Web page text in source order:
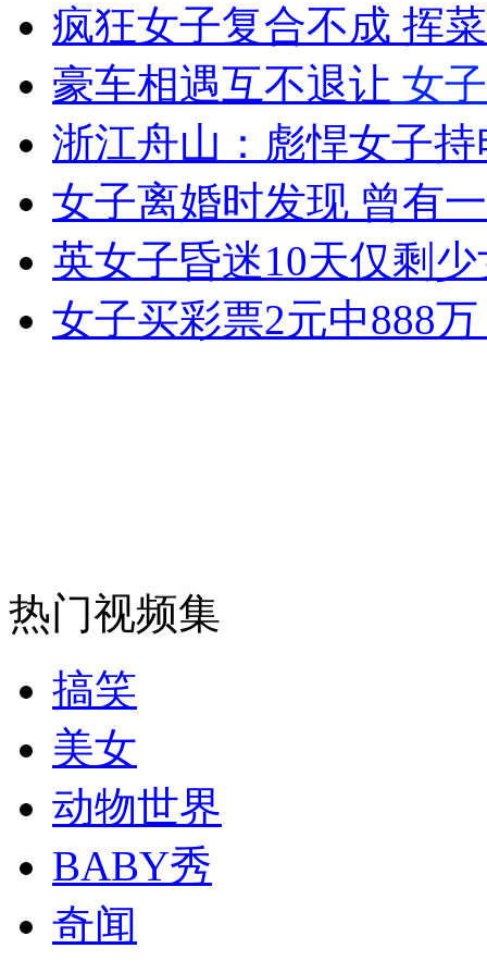
走！跟着总书记去植树
消防员救轻生者 花炮节热闹非凡 减压"枕头大战"
纽约上演“枕头大战”
疯狂女子复合不成 挥
豪车相遇互不退让 女子
浙江舟山：彪悍女子
女子离婚时发现 曾有
英女子昏迷10天仅剩
女子买彩票2元中888
热门视频集
搞笑
美女
动物世界
BABY秀
奇闻